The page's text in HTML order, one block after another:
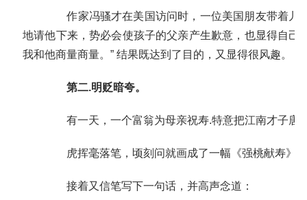
作家冯骚才在美国访问时，一位美国朋友带着儿
地请他下来，势必会使孩子的父亲产生歉意，也显得自己
我和他商量商量。” 结果既达到了目的，又显得很风趣。
第二.明贬暗夸。
有一天，一个富翁为母亲祝寿.特意把江南才子唐
虎挥毫落笔，顷刻问就画成了一幅《强桃献寿》
接着又信笔写下一句话，并高声念道：